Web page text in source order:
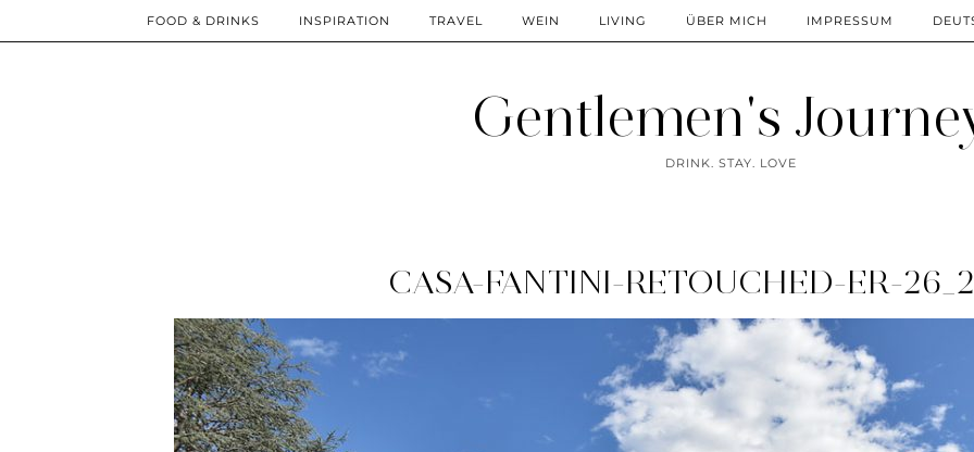
Gentlemen's
DRINK. STAY. LOVE
FOOD & DRINKS INSPIRATION TRAVEL WEIN LIVING ÜBER MICH IMPRESSUM
CASA-FANTINI-RETOUCHED-ER-